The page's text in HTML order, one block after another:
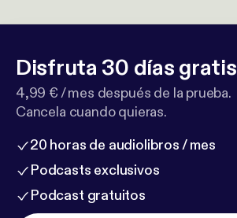
Disfruta 30 días gratis
4,99 € / mes después de la prueba.
Cancela cuando quieras.
20 horas de audiolibros / mes
Podcasts exclusivos
Podcast gratuitos